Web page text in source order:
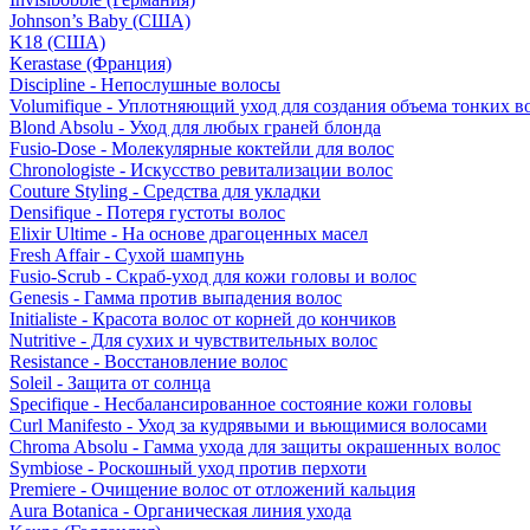
Johnson’s Baby (США)
K18 (США)
Kerastase (Франция)
Discipline - Непослушные волосы
Volumifique - Уплотняющий уход для создания объема тонких
Blond Absolu - Уход для любых граней блонда
Fusio-Dose - Молекулярные коктейли для волос
Chronologiste - Искусство ревитализации волос
Couture Styling - Средства для укладки
Densifique - Потеря густоты волос
Elixir Ultime - На основе драгоценных масел
Fresh Affair - Сухой шампунь
Fusio-Scrub - Скраб-уход для кожи головы и волос
Genesis - Гамма против выпадения волос
Initialiste - Красота волос от корней до кончиков
Nutritive - Для сухих и чувствительных волос
Resistance - Восстановление волос
Soleil - Защита от солнца
Specifique - Несбалансированное состояние кожи головы
Curl Manifesto - Уход за кудрявыми и вьющимися волосами
Chroma Absolu - Гамма ухода для защиты окрашенных волос
Symbiose - Роскошный уход против перхоти
Premiere - Очищение волос от отложений кальция
Aura Botanica - Органическая линия ухода